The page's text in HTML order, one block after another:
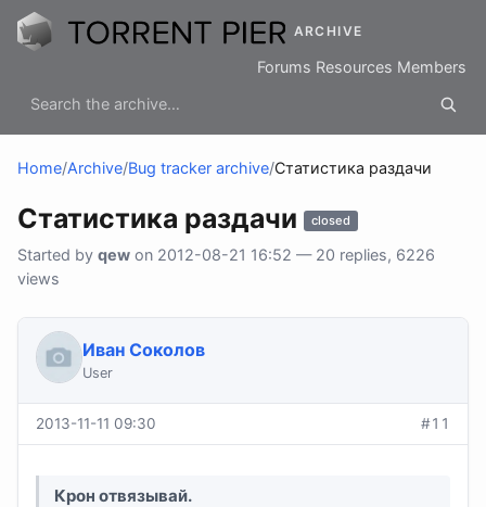
ARCHIVE
Forums Resources Members
Home/Archive/Bug tracker archive/Статистика раздачи
Статистика раздачи closed
Started by qew on 2012-08-21 16:52 — 20 replies, 6226
views
Иван Соколов
User
2013-11-11 09:30 #11
Крон отвязывай.